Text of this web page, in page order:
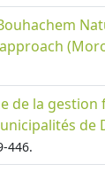
de la gestion
de
446.